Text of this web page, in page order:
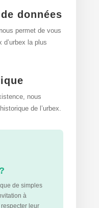
données
permet de vous
d’urbex la plus
nous
de l’urbex.
de simples
à
leur